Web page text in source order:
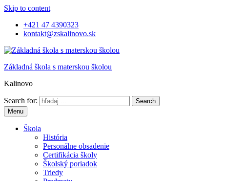
Skip to content
+421 47 4390323
kontakt@zskalinovo.sk
Základná škola s materskou školou
Kalinovo
Search for:
Menu
Škola
História
Personálne obsadenie
Certifikácia školy
Školský poriadok
Triedy